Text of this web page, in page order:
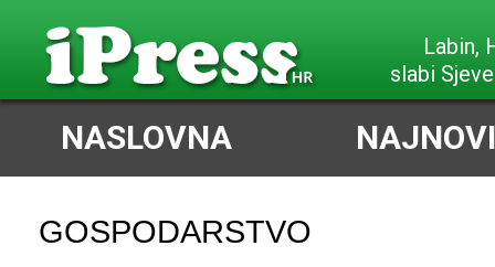
Labin,
slabi
NASLOVNA
GOSPODARSTVO